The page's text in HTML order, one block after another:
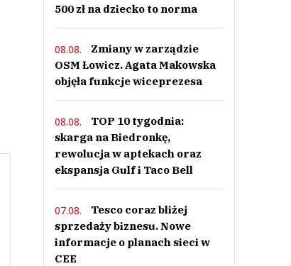
500 zł na dziecko to norma
08.08.
Zmiany w zarządzie
OSM Łowicz. Agata Makowska
objęła funkcje wiceprezesa
08.08.
TOP 10 tygodnia:
skarga na Biedronkę,
rewolucja w aptekach oraz
ekspansja Gulf i Taco Bell
07.08.
Tesco coraz bliżej
sprzedaży biznesu. Nowe
informacje o planach sieci w
CEE